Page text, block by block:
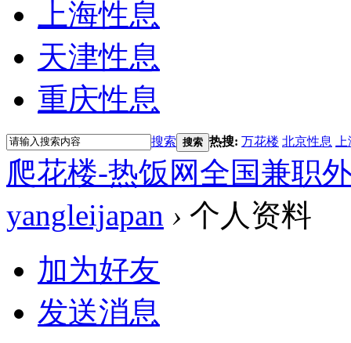
上海性息
天津性息
重庆性息
搜索 搜索 热搜: 万花楼 北京性息
爬花楼-热饭网全国兼职
yangleijapan › 个人资料
加为好友
发送消息